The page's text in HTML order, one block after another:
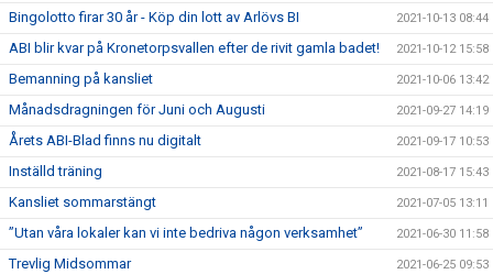
Bingolotto firar 30 år - Köp din lott av Arlövs BI 2021-10-13 08:44
ABI blir kvar på Kronetorpsvallen efter de rivit gamla badet! 2021-10-12 15:58
Bemanning på kansliet 2021-10-06 13:42
Månadsdragningen för Juni och Augusti 2021-09-27 14:19
Årets ABI-Blad finns nu digitalt 2021-09-17 10:53
Inställd träning 2021-08-17 15:43
Kansliet sommarstängt 2021-07-05 13:11
”Utan våra lokaler kan vi inte bedriva någon verksamhet” 2021-06-30 11:58
Trevlig Midsommar 2021-06-25 09:53